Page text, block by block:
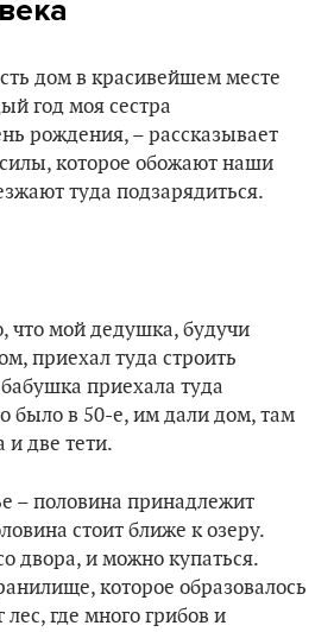
дом в красивейшем месте
год моя сестра
рождения, – рассказывает
которое обожают наши
туда подзарядиться.
что мой дедушка, будучи
приехал туда строить
приехала туда
было в 50-е, им дали дом, там
две тети.
– половина принадлежит
стоит ближе к озеру.
двора, и можно купаться.
которое образовалось
где много грибов и